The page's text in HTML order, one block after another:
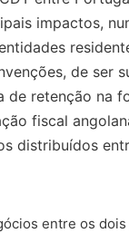
impactos,
de ser
retenção na
fiscal
distribuídos
entre os